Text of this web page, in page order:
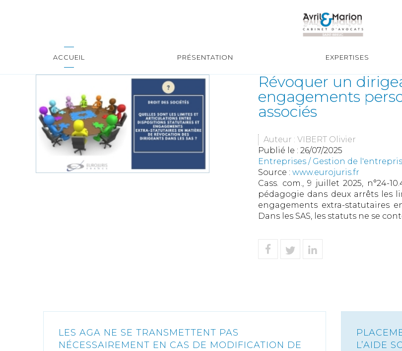
ACCUEIL PRÉSENTATION EXPERTISES
Révoquer un
engagements
associés
Auteur : VIBERT Olivier
Publié le : 26/07/2025
Entreprises / Gestion de
Source : www.eurojuris.fr
Cass. com., 9 juillet 2025, n°24-
pédagogie dans deux arrêts les
engagements extra-statutaires
Dans les SAS, les statuts ne se
LES AGA NE SE TRANSMETTENT PAS
NÉCESSAIREMENT EN CAS DE MODIFICATION DE
L’AIDE